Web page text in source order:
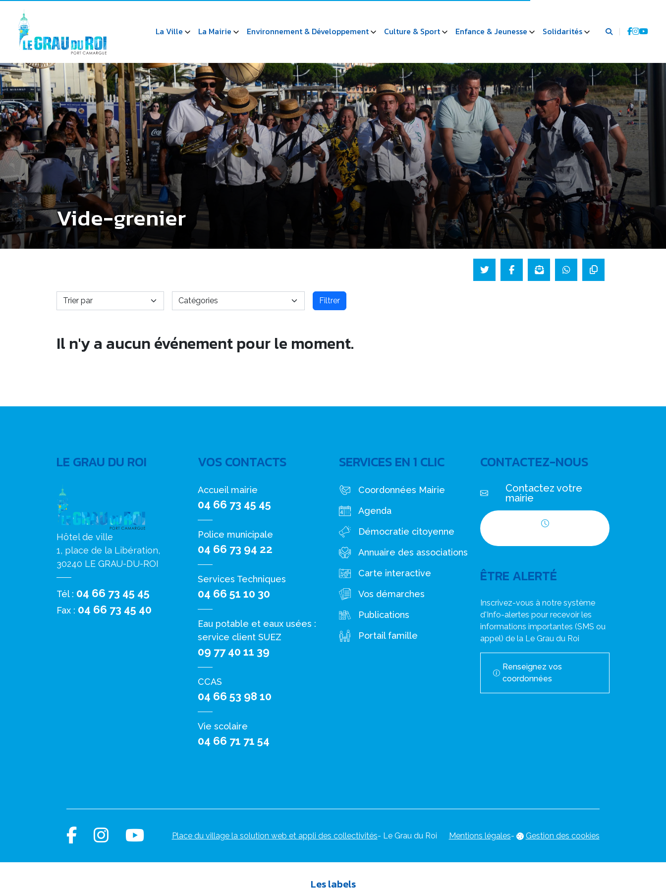
La Ville La Mairie Environnement & Développement Culture & Sport Enfance & Jeunesse Solidarités
Vide-grenier
Filtrer
Il n'y a aucun événement pour le moment.
LE GRAU DU ROI
Hôtel de ville
1, place de la Libération,
30240 LE GRAU-DU-ROI
Tél : 04 66 73 45 45
Fax : 04 66 73 45 40
VOS CONTACTS
Accueil mairie
04 66 73 45 45
Police municipale
04 66 73 94 22
Services Techniques
04 66 51 10 30
Eau potable et eaux usées :
service client SUEZ
09 77 40 11 39
CCAS
04 66 53 98 10
Vie scolaire
04 66 71 71 54
SERVICES EN 1 CLIC
Coordonnées Mairie
Agenda
Démocratie citoyenne
Annuaire des associations
Carte interactive
Vos démarches
Publications
Portail famille
CONTACTEZ-NOUS
Contactez votre
mairie
ÊTRE ALERTÉ
Inscrivez-vous à notre système
d'Info-alertes pour recevoir les
informations importantes (SMS ou
appel) de la Le Grau du Roi
Renseignez vos
coordonnées
Place du village la solution web et appli des collectivités- Le Grau du Roi Mentions légales- Gestion des cookies
Les labels